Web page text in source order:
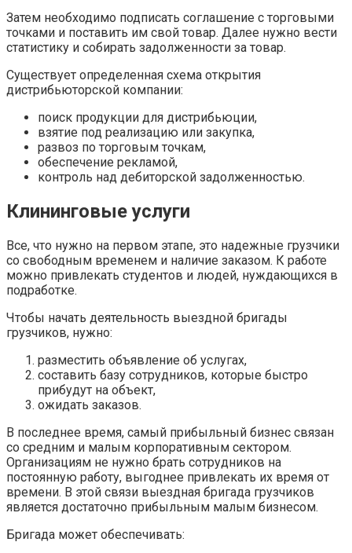
Затем необходимо подписать соглашение с торговыми
точками и поставить им свой товар. Далее нужно вести
статистику и собирать задолженности за товар.
Существует определенная схема открытия
дистрибьюторской компании:
поиск продукции для дистрибьюции,
взятие под реализацию или закупка,
развоз по торговым точкам,
обеспечение рекламой,
контроль над дебиторской задолженностью.
Клининговые услуги
Все, что нужно на первом этапе, это надежные грузчики
со свободным временем и наличие заказом. К работе
можно привлекать студентов и людей, нуждающихся в
подработке.
Чтобы начать деятельность выездной бригады
грузчиков, нужно:
разместить объявление об услугах,
составить базу сотрудников, которые быстро
прибудут на объект,
ожидать заказов.
В последнее время, самый прибыльный бизнес связан
со средним и малым корпоративным сектором.
Организациям не нужно брать сотрудников на
постоянную работу, выгоднее привлекать их время от
времени. В этой связи выездная бригада грузчиков
является достаточно прибыльным малым бизнесом.
Бригада может обеспечивать: